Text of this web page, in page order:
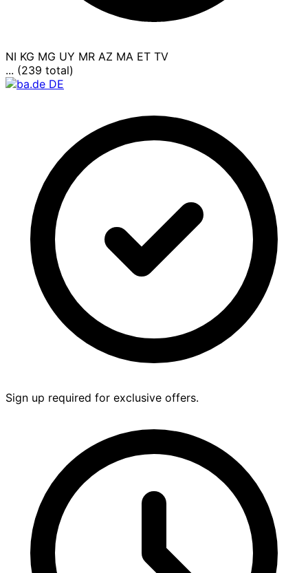
NI KG MG UY MR AZ MA ET TV
... (239 total)
Sign up required for exclusive offers.